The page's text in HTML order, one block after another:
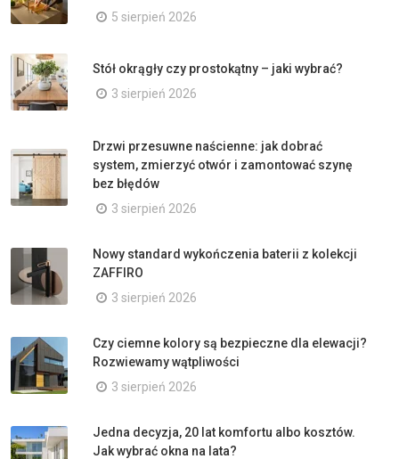
5 sierpień 2026
Stół okrągły czy prostokątny – jaki wybrać?
3 sierpień 2026
Drzwi przesuwne naścienne: jak dobrać
system, zmierzyć otwór i zamontować szynę
bez błędów
3 sierpień 2026
Nowy standard wykończenia baterii z kolekcji
ZAFFIRO
3 sierpień 2026
Czy ciemne kolory są bezpieczne dla elewacji?
Rozwiewamy wątpliwości
3 sierpień 2026
Jedna decyzja, 20 lat komfortu albo kosztów.
Jak wybrać okna na lata?